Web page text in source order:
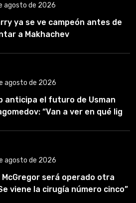
agosto de 2026
ya se ve campeón antes de
a Makhachev
agosto de 2026
anticipa el futuro de Usman
“Van a ver en qué liga
agosto de 2026
McGregor será operado otra
viene la cirugía número cinco”